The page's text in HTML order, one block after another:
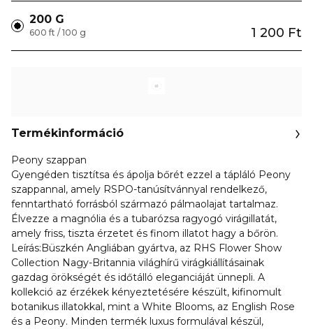
200 G
1 200 Ft
600 ft / 100 g
Termékinformáció
Peony szappan
Gyengéden tisztítsa és ápolja bőrét ezzel a tápláló Peony
szappannal, amely RSPO-tanúsítvánnyal rendelkező,
fenntartható forrásból származó pálmaolajat tartalmaz.
Élvezze a magnólia és a tubarózsa ragyogó virágillatát,
amely friss, tiszta érzetet és finom illatot hagy a bőrön.
Leírás:Büszkén Angliában gyártva, az RHS Flower Show
Collection Nagy-Britannia világhírű virágkiállításainak
gazdag örökségét és időtálló eleganciáját ünnepli. A
kollekció az érzékek kényeztetésére készült, kifinomult
botanikus illatokkal, mint a White Blooms, az English Rose
és a Peony. Minden termék luxus formulával készül,